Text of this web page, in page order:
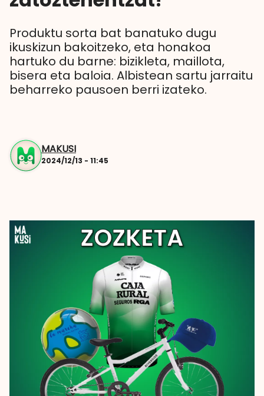
Produktu sorta bat banatuko dugu
ikuskizun bakoitzeko, eta honakoa
hartuko du barne: bizikleta, maillota,
bisera eta baloia. Albistean sartu jarraitu
beharreko pausoen berri izateko.
MAKUSI
2024/12/13 - 11:45